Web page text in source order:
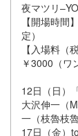
夜マツリ
【開場時
定）
【入場料（
￥3000（ ワ
12日（日）
大沢伸一（
一（枝魯枝
17日（金）